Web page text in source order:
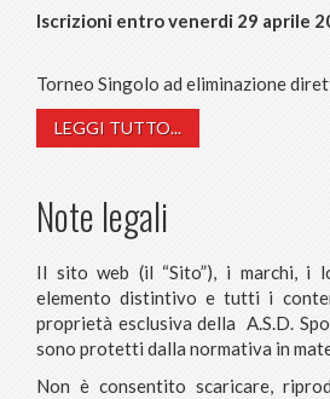
Iscrizioni entro venerdi 29 aprile
Torneo Singolo ad eliminazione
LEGGI TUTTO...
Note legali
Il sito web (il “Sito”), i marchi, i
elemento distintivo e tutti i
proprietà esclusiva della A.S.D.
sono protetti dalla normativa in
Non è consentito scaricare,